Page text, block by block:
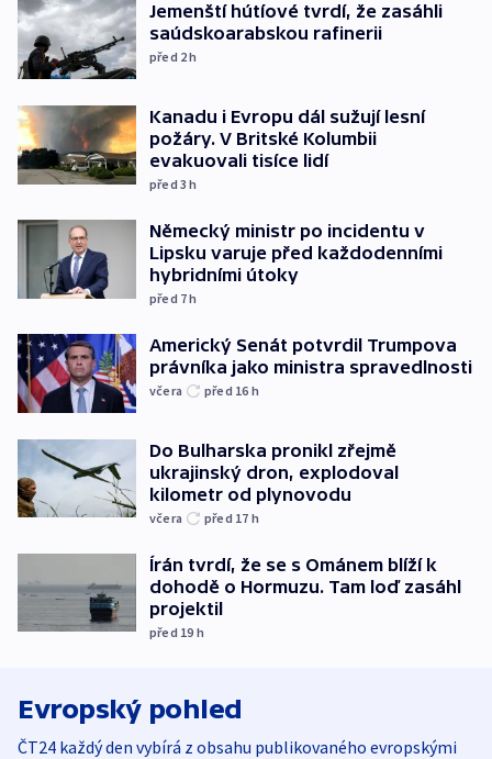
Jemenští hútíové tvrdí, že zasáhli
saúdskoarabskou rafinerii
před 2h
Kanadu i Evropu dál sužují lesní
požáry. V Britské Kolumbii
evakuovali tisíce lidí
před 3h
Německý ministr po incidentu v
Lipsku varuje před každodenními
hybridními útoky
před 7h
Americký Senát potvrdil Trumpova
právníka jako ministra spravedlnosti
včera před 16 h
Do Bulharska pronikl zřejmě
ukrajinský dron, explodoval
kilometr od plynovodu
včera před 17 h
Írán tvrdí, že se s Ománem blíží k
dohodě o Hormuzu. Tam loď zasáhl
projektil
před 19 h
Evropský pohled
ČT24 každý den vybírá z obsahu publikovaného evropskými